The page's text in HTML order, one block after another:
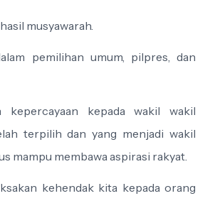
musyawarah.
pemilihan umum, pilpres, dan
kepercayaan kepada wakil wakil
terpilih dan yang menjadi wakil
mampu membawa aspirasi rakyat.
kehendak kita kepada orang